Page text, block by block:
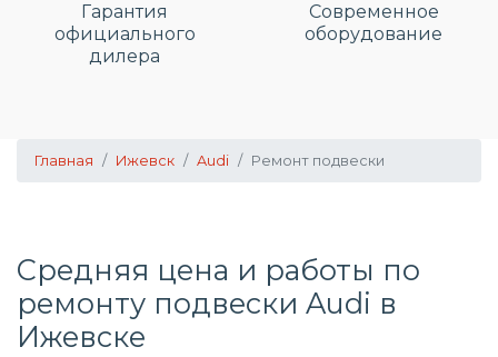
Гарантия
официального
дилера
Современное
оборудование
Главная Ижевск Audi Ремонт подвески
Средняя цена и работы по
ремонту подвески Audi в
Ижевске